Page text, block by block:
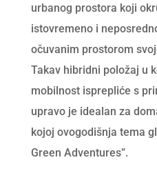
urbanog prostora koji
istovremeno i
očuvanim prostorom
Takav hibridni položaj u
mobilnost isprepliće s
upravo je idealan za
kojoj ovogodišnja tema
Green Adventures”.